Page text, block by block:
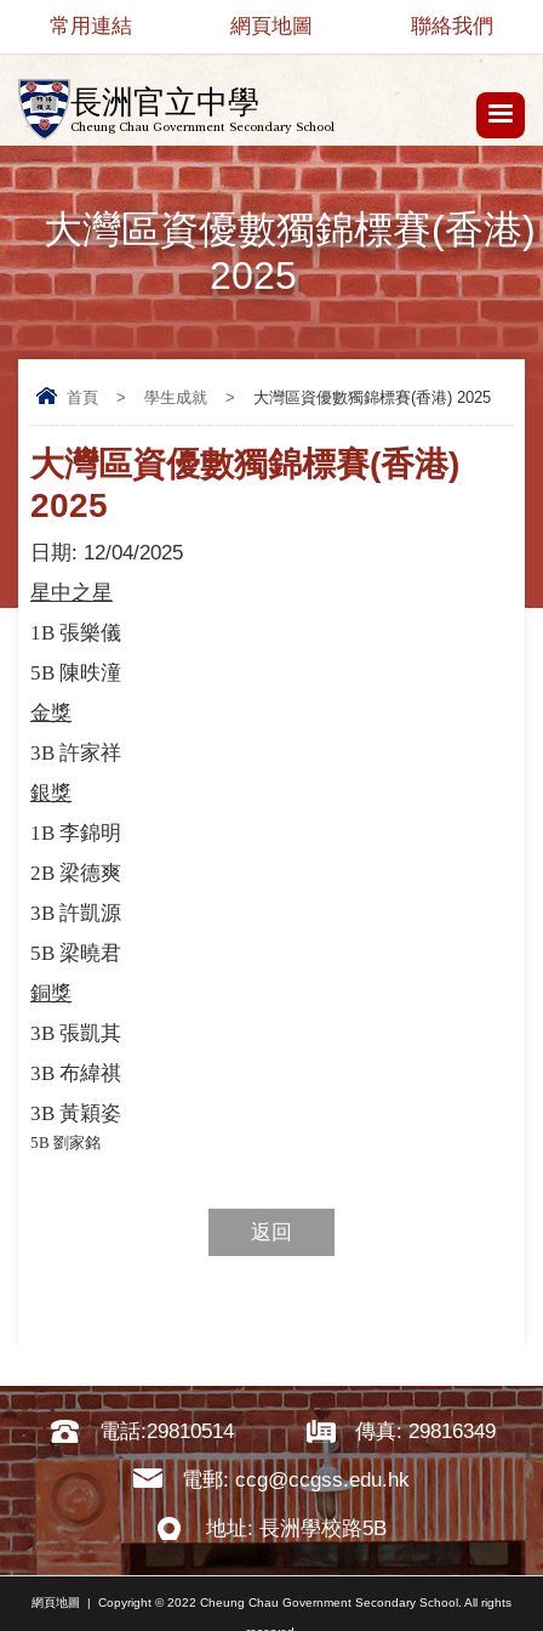
長洲官立中學
Cheung Chau Government Secondary School
常用連結 網頁地圖 聯絡我們
大灣區資優數獨錦標賽(香港)
2025
首頁 > 學生成就 > 大灣區資優數獨錦標賽(香港) 2025
大灣區資優數獨錦標賽(香港)
2025
日期: 12/04/2025
星中之星
1B 張樂儀
5B 陳昳潼
金獎
3B 許家祥
銀獎
1B 李錦明
2B 梁德爽
3B 許凱源
5B 梁曉君
銅獎
3B 張凱其
3B 布緯祺
3B 黃穎姿
5B 劉家銘
返回
電話:29810514 傳真: 29816349
電郵: ccg@ccgss.edu.hk
地址: 長洲學校路5B
網頁地圖 | Copyright © 2022 Cheung Chau Government Secondary School. All rights